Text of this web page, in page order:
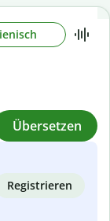
Übersetzen
Registrieren